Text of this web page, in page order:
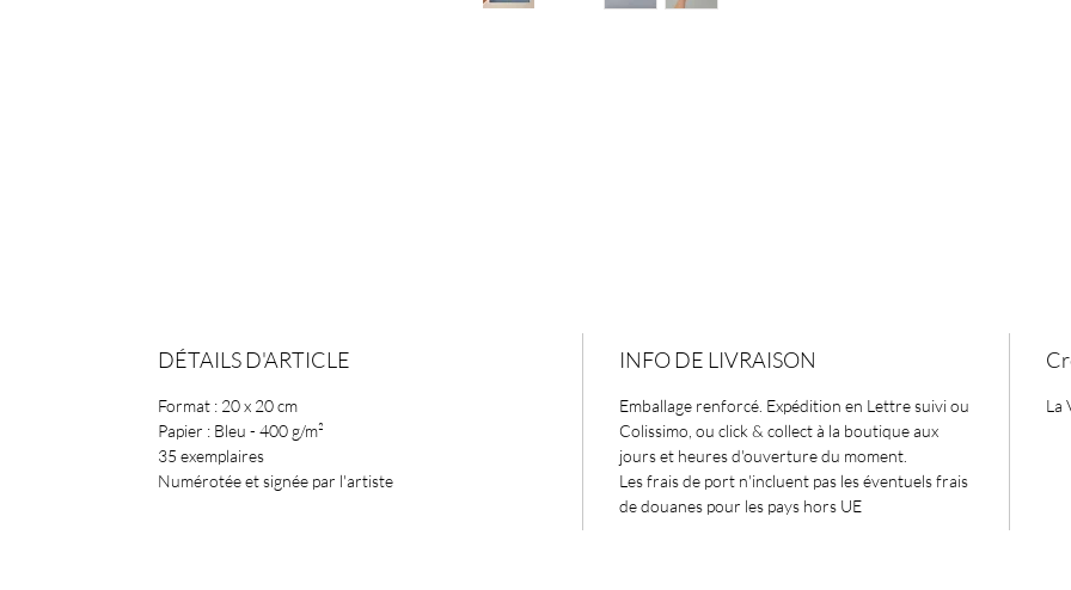
DÉTAILS D'ARTICLE
Format : 20 x 20 cm
Papier : Bleu - 400 g/m²
35 exemplaires
Numérotée et signée par l'artiste
INFO DE LIVRAISON
Emballage renforcé. Expédition en Lettre suivi ou
Colissimo, ou click & collect à la boutique aux
jours et heures d'ouverture du moment.
Les frais de port n'incluent pas les éventuels frais
de douanes pour les pays hors UE
La